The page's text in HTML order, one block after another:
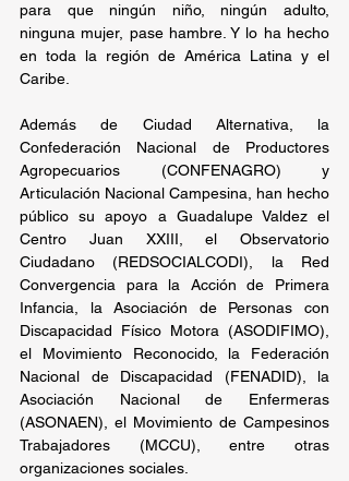
para que ningún niño, ningún adulto,
ninguna mujer, pase hambre. Y lo ha hecho
en toda la región de América Latina y el
Caribe.
Además de Ciudad Alternativa, la
Confederación Nacional de Productores
Agropecuarios (CONFENAGRO) y
Articulación Nacional Campesina, han hecho
público su apoyo a Guadalupe Valdez el
Centro Juan XXIII, el Observatorio
Ciudadano (REDSOCIALCODI), la Red
Convergencia para la Acción de Primera
Infancia, la Asociación de Personas con
Discapacidad Físico Motora (ASODIFIMO),
el Movimiento Reconocido, la Federación
Nacional de Discapacidad (FENADID), la
Asociación Nacional de Enfermeras
(ASONAEN), el Movimiento de Campesinos
Trabajadores (MCCU), entre otras
organizaciones sociales.